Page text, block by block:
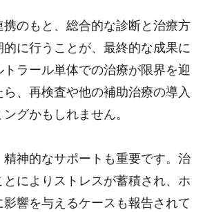
携のもと、総合的な診断と治療方
に行うことが、最終的な成果に
ラール単体での治療が限界を迎
ら、再検査や他の補助治療の導入
グかもしれません。
神的なサポートも重要です。治
によりストレスが蓄積され、ホ
影響を与えるケースも報告されて